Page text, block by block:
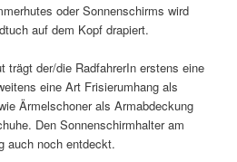
oder Sonnenschirms wird
auf dem Kopf drapiert.
trägt der/die RadfahrerIn erstens eine
eine Art Frisierumhang als
Ärmelschoner als Armabdeckung
Den Sonnenschirmhalter am
auch noch entdeckt.